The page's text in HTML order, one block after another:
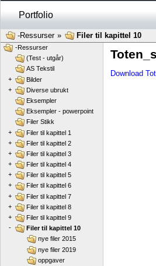
Portfolio
-Ressurser» Filer til kapittel 10
Download
-Ressurser
(Test - utgår)
AS Tekstil
+
Bilder
+
Diverse ubrukt
Eksempler
Eksempler - powerpoint
Filer Stikk
+
Filer til kapittel 1
+
Filer til kapittel 2
+
Filer til kapittel 3
+
Filer til kapittel 4
+
Filer til kapittel 5
+
Filer til kapittel 6
+
Filer til kapittel 7
+
Filer til kapittel 8
+
Filer til kapittel 9
-
Filer til kapittel 10
nye filer 2015
nye filer 2019
oppgaver